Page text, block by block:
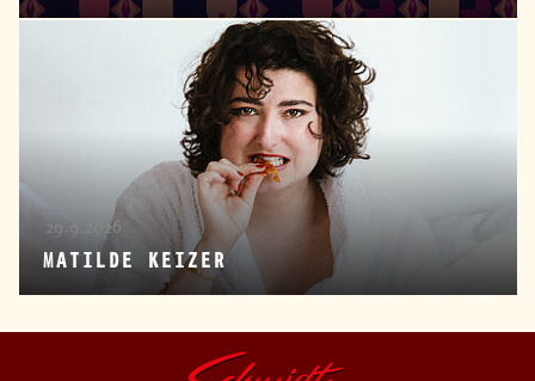
29.9.2026
MATILDE KEIZER